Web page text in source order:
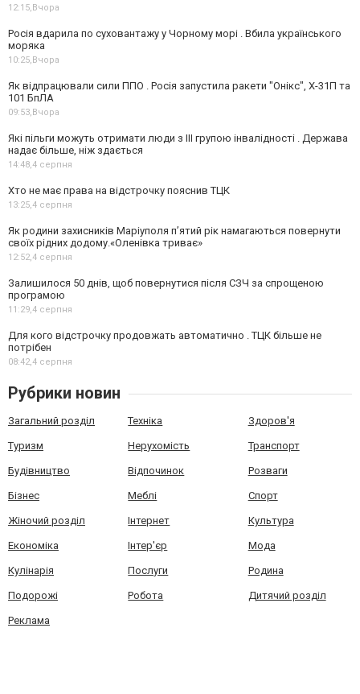
12:15, Вчора
Росія вдарила по суховантажу у Чорному морі . Вбила українського
моряка
10:25, Вчора
Як відпрацювали сили ППО . Росія запустила ракети "Онікс", Х-31П та
101 БпЛА
09:53, Вчора
Які пільги можуть отримати люди з III групою інвалідності . Держава
надає більше, ніж здається
14:48, 4 серпня
Хто не має права на відстрочку пояснив ТЦК
13:25, 4 серпня
Як родини захисників Маріуполя пʼятий рік намагаються повернути
своїх рідних додому.«Оленівка триває»
12:52, 4 серпня
Залишилося 50 днів, щоб повернутися після СЗЧ за спрощеною
програмою
11:29, 4 серпня
Для кого відстрочку продовжать автоматично . ТЦК більше не
потрібен
08:42, 4 серпня
Рубрики новин
Загальний розділ Техніка Здоров'я
Туризм Нерухомість Транспорт
Будівництво Відпочинок Розваги
Бізнес Меблі Спорт
Жіночий розділ Інтернет Культура
Економіка Інтер'єр Мода
Кулінарія Послуги Родина
Подорожі Робота Дитячий розділ
Реклама